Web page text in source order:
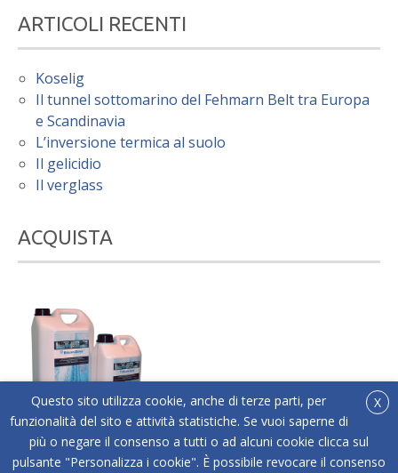
ARTICOLI RECENTI
Koselig
Il tunnel sottomarino del Fehmarn Belt tra Europa
e Scandinavia
L’inversione termica al suolo
Il gelicidio
Il verglass
ACQUISTA
Acquista online Below Zero® l'antigelo liquido adatto
a tutti i tipi di superfici.
X
Questo sito utilizza cookie, anche di terze parti, per
funzionalità del sito e attività statistiche. Se vuoi saperne di
più o negare il consenso a tutti o ad alcuni cookie clicca sul
pulsante "Personalizza i cookie". È possibile revocare il consenso